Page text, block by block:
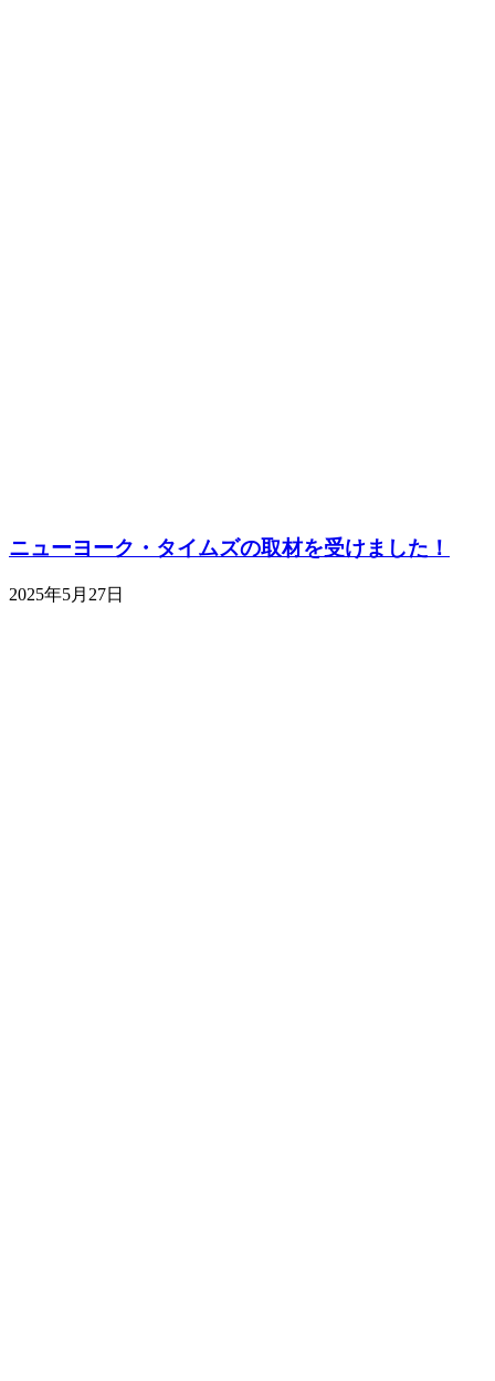
ニューヨーク・タイムズの取材を受けました！
2025年5月27日